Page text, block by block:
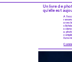
Un livre de
qu’elle est
A
renom
avec
a
livre